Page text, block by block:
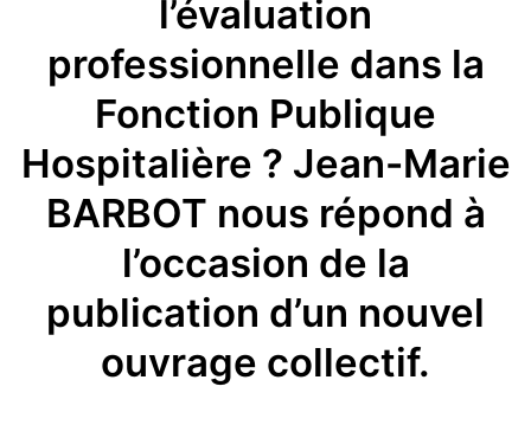
l’évaluation
professionnelle dans la
Fonction Publique
Hospitalière ? Jean-Marie
BARBOT nous répond à
l’occasion de la
publication d’un nouvel
ouvrage collectif.